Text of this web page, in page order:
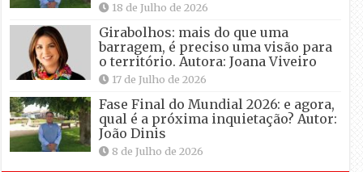
18 de Julho de 2026
Girabolhos: mais do que uma
barragem, é preciso uma visão para
o território. Autora: Joana Viveiro
17 de Julho de 2026
Fase Final do Mundial 2026: e agora,
qual é a próxima inquietação? Autor:
João Dinis
8 de Julho de 2026